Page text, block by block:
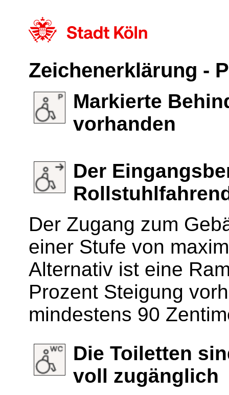
Zeichenerklärung -
Markierte
vorhanden
Der
Der Zugang zum
einer Stufe von
Alternativ ist eine
Prozent Steigung
mindestens 90
Die Toiletten
voll zugänglich